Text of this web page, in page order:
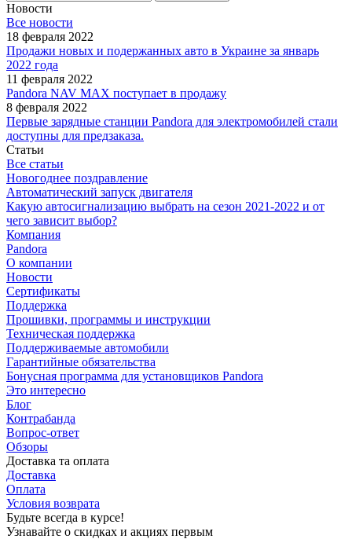
Новости
Все новости
18 февраля 2022
Продажи новых и подержанных авто в Украине за январь
2022 года
11 февраля 2022
Pandora NAV MAX поступает в продажу
8 февраля 2022
Первые зарядные станции Pandora для электромобилей стали
доступны для предзаказа.
Статьи
Все статьи
Новогоднее поздравление
Автоматический запуск двигателя
Какую автосигнализацию выбрать на сезон 2021-2022 и от
чего зависит выбор?
Компания
Pandora
О компании
Новости
Сертификаты
Поддержка
Прошивки, программы и инструкции
Техническая поддержка
Поддерживаемые автомобили
Гарантийные обязательства
Бонусная программа для установщиков Pandora
Это интересно
Блог
Контрабанда
Вопрос-ответ
Обзоры
Доставка та оплата
Доставка
Оплата
Условия возврата
Будьте всегда в курсе!
Узнавайте о скидках и акциях первым